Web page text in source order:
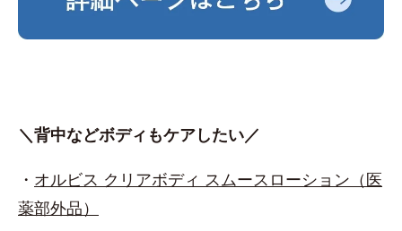
＼背中などボディもケアしたい／
・ オルビス クリアボディ スムースローション（医
薬部外品）